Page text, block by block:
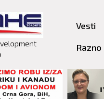
Vesti
Razno